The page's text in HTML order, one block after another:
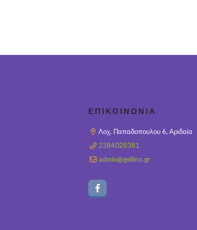
ΕΠΙΚΟΙΝΩΝΊΑ
Λοχ. Παπαδοπουλου 6, Αριδαία
2384028381
admin@gellino.gr